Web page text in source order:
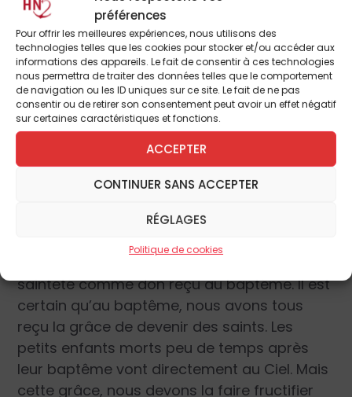
préférences
Pour offrir les meilleures expériences, nous utilisons des
technologies telles que les cookies pour stocker et/ou accéder aux
informations des appareils. Le fait de consentir à ces technologies
nous permettra de traiter des données telles que le comportement
de navigation ou les ID uniques sur ce site. Le fait de ne pas
consentir ou de retirer son consentement peut avoir un effet négatif
sur certaines caractéristiques et fonctions.
ACCEPTER
CONTINUER SANS ACCEPTER
RÉGLAGES
Politique de cookies
ecclésiale tous les saints de Dieu qui, chacun
selon son charisme, constituent le corps du
Christ en l’Église triomphante et demeurent
des artisans de la croissance de l’Église en
pèlerinage ici bas dans cette vallée de
larmes. Cette interprétation de la fête est
confirmée par le fait que les textes
liturgiques évoquent les patriarches, les
prophètes, les apôtres, les martyrs, avant de
sainteté comme don reçu au baptême. Il est
certain qu’au baptême, nous avons tous
reçu la grâce de devenir des saints. Les
petits enfants morts peu de temps après
leur baptême vont directement au Ciel. Mais
cette grâce, nous devons la faire fructifier